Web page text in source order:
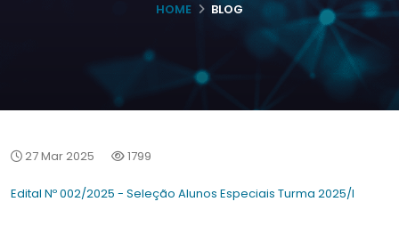
HOME BLOG
27 Mar 2025 1799
Edital Nº 002/2025 - Seleção Alunos Especiais Turma 2025/I